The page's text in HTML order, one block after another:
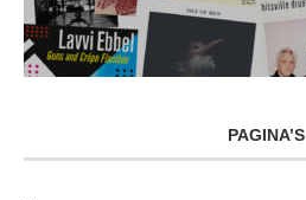
PAGINA’S